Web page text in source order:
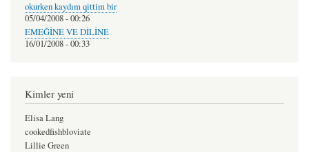
okurken kaydım qittim bir
05/04/2008 - 00:26
EMEĞİNE VE DİLİNE
16/01/2008 - 00:33
Kimler yeni
Elisa Lang
cookedfishbloviate
Lillie Green